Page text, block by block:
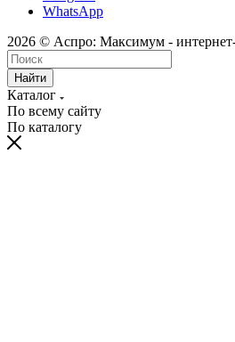
WhatsApp
2026 © Аспро: Максимум -
Найти
Каталог
По всему сайту
По каталогу